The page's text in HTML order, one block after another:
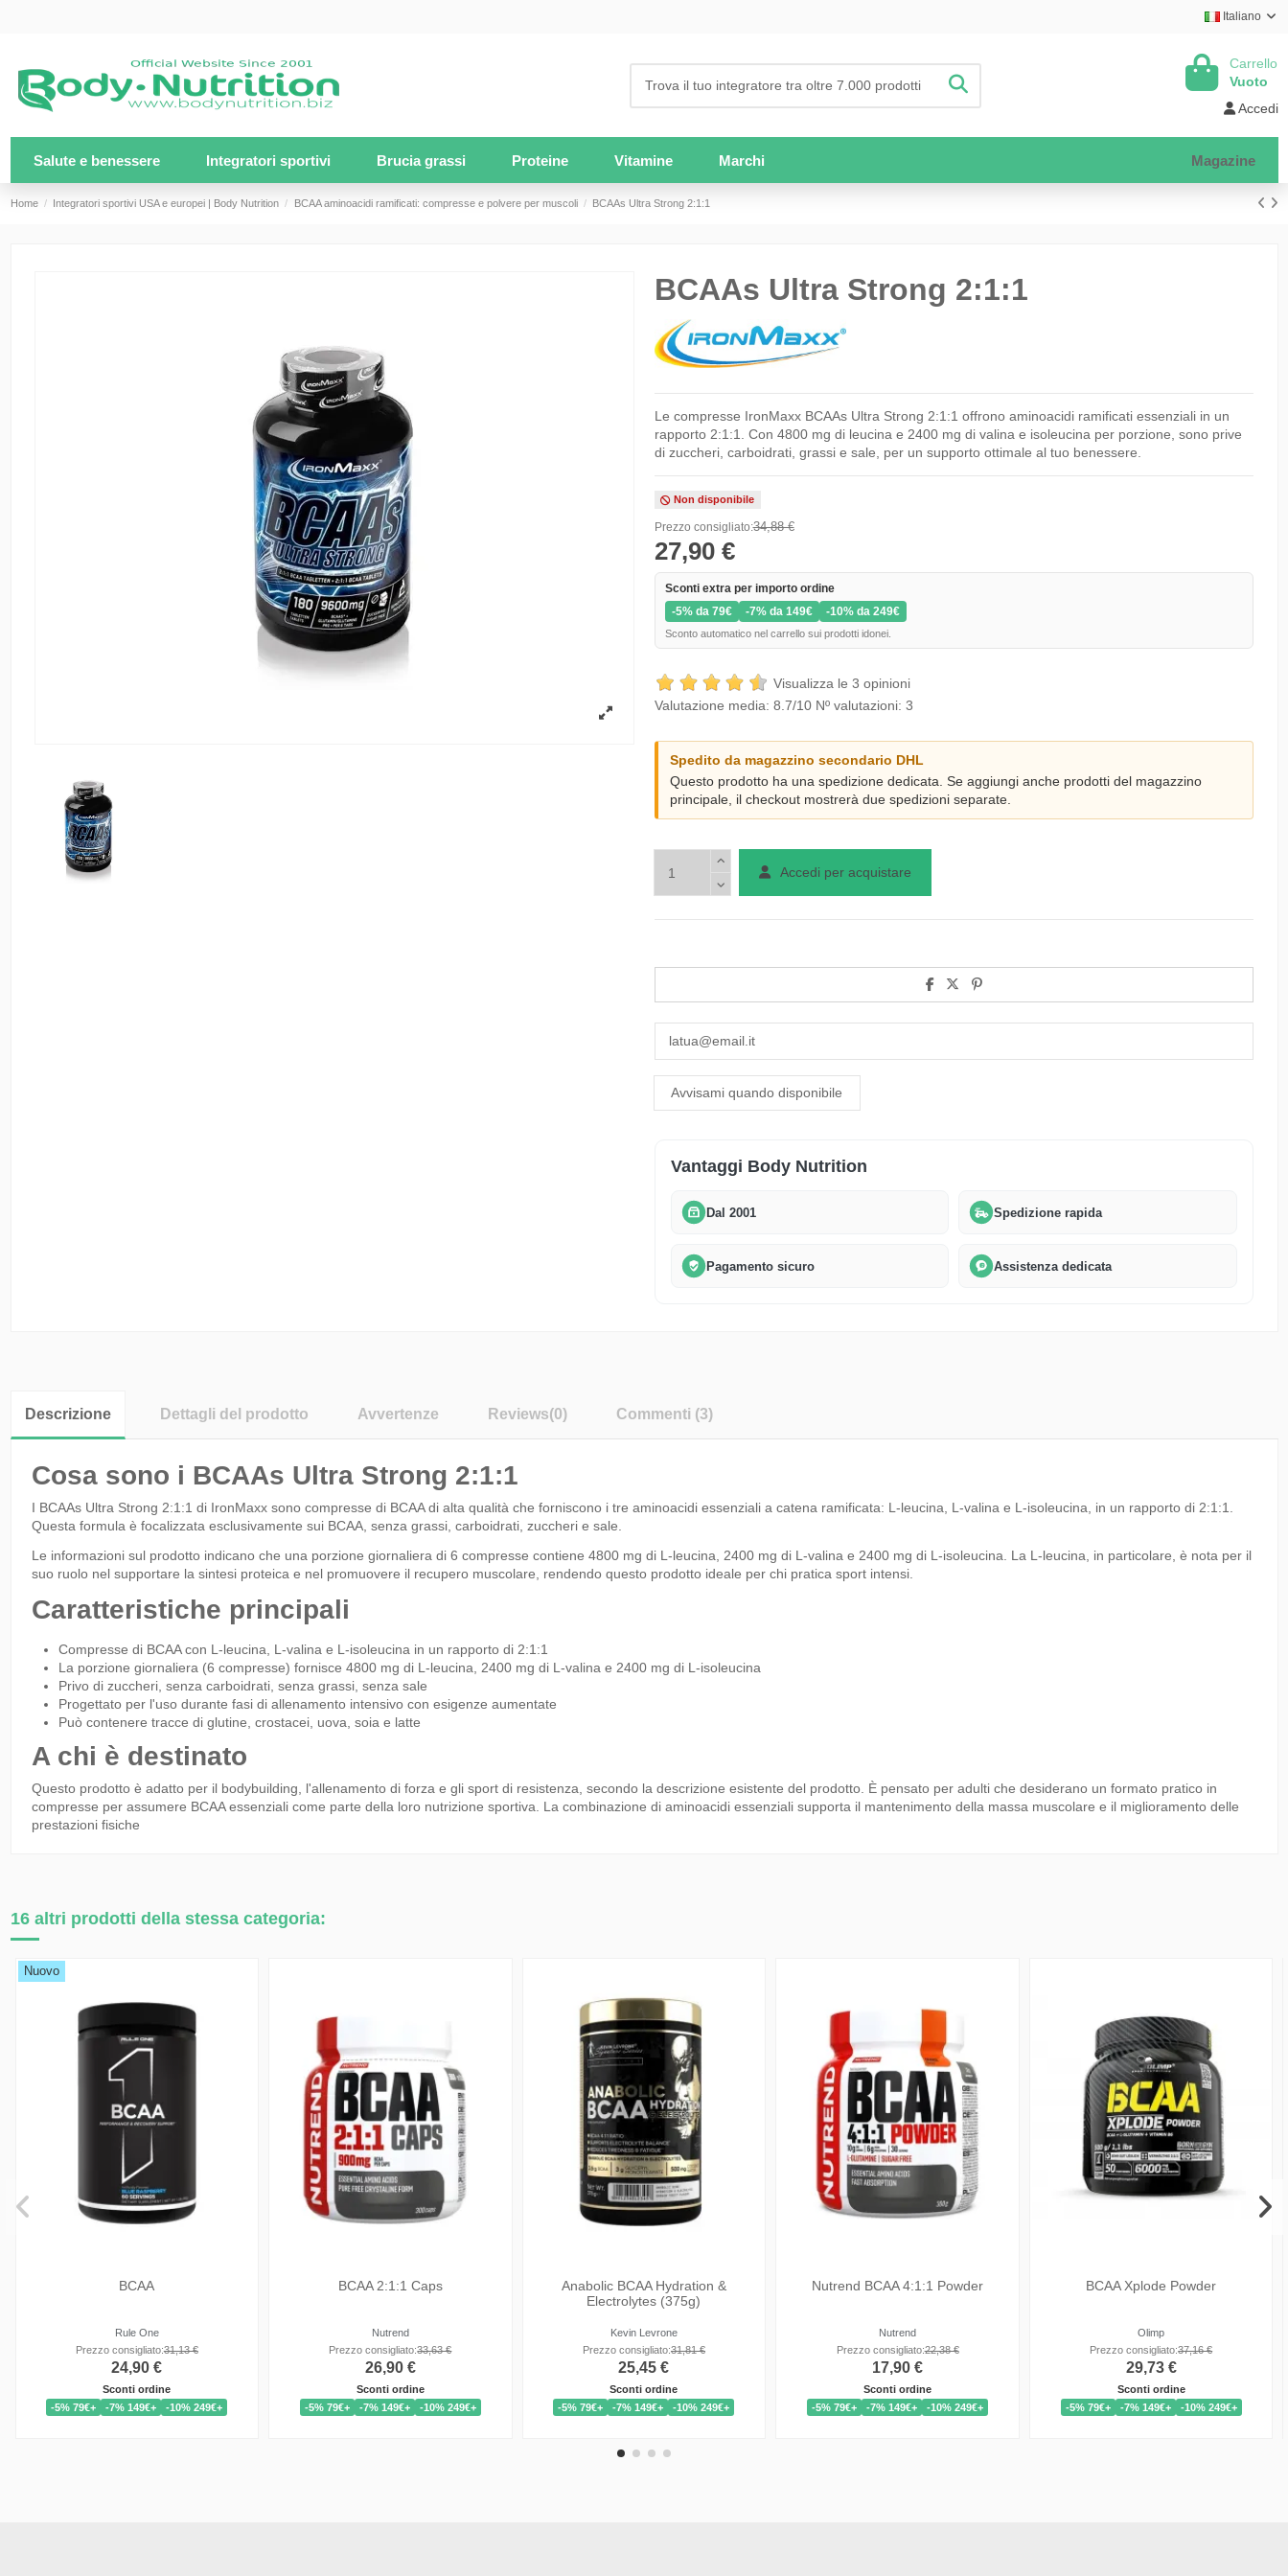
Italiano
Carrello
Vuoto
Accedi
Salute e benessere Integratori sportivi Brucia grassi Proteine Vitamine Marchi Magazine
Home Integratori sportivi USA e europei | Body Nutrition BCAA aminoacidi ramificati: compresse e polvere per muscoli BCAAs Ultra Strong 2:1:1
BCAAs Ultra Strong 2:1:1
Le compresse IronMaxx BCAAs Ultra Strong 2:1:1 offrono aminoacidi ramificati essenziali in un
rapporto 2:1:1. Con 4800 mg di leucina e 2400 mg di valina e isoleucina per porzione, sono prive
di zuccheri, carboidrati, grassi e sale, per un supporto ottimale al tuo benessere.
Non disponibile
Prezzo consigliato:34,88 €
27,90 €
Sconti extra per importo ordine
-5% da 79€
-7% da 149€ -10% da 249€
Sconto automatico nel carrello sui prodotti idonei.
Visualizza le 3 opinioni
Valutazione media: 8.7/10 Nº valutazioni: 3
Spedito da magazzino secondario DHL
Questo prodotto ha una spedizione dedicata. Se aggiungi anche prodotti del magazzino
principale, il checkout mostrerà due spedizioni separate.
Accedi per acquistare
Vantaggi Body Nutrition
Dal 2001 Spedizione rapida
Pagamento sicuro Assistenza dedicata
Descrizione Dettagli del prodotto Avvertenze Reviews(0) Commenti (3)
Cosa sono i BCAAs Ultra Strong 2:1:1
I BCAAs Ultra Strong 2:1:1 di IronMaxx sono compresse di BCAA di alta qualità che forniscono i tre aminoacidi essenziali a catena ramificata: L-leucina, L-valina e L-isoleucina, in un rapporto di 2:1:1.
Questa formula è focalizzata esclusivamente sui BCAA, senza grassi, carboidrati, zuccheri e sale.
Le informazioni sul prodotto indicano che una porzione giornaliera di 6 compresse contiene 4800 mg di L-leucina, 2400 mg di L-valina e 2400 mg di L-isoleucina. La L-leucina, in particolare, è nota per il
suo ruolo nel supportare la sintesi proteica e nel promuovere il recupero muscolare, rendendo questo prodotto ideale per chi pratica sport intensi.
Caratteristiche principali
Compresse di BCAA con L-leucina, L-valina e L-isoleucina in un rapporto di 2:1:1
La porzione giornaliera (6 compresse) fornisce 4800 mg di L-leucina, 2400 mg di L-valina e 2400 mg di L-isoleucina
Privo di zuccheri, senza carboidrati, senza grassi, senza sale
Progettato per l'uso durante fasi di allenamento intensivo con esigenze aumentate
Può contenere tracce di glutine, crostacei, uova, soia e latte
A chi è destinato
Questo prodotto è adatto per il bodybuilding, l'allenamento di forza e gli sport di resistenza, secondo la descrizione esistente del prodotto. È pensato per adulti che desiderano un formato pratico in
compresse per assumere BCAA essenziali come parte della loro nutrizione sportiva. La combinazione di aminoacidi essenziali supporta il mantenimento della massa muscolare e il miglioramento delle
prestazioni fisiche
16 altri prodotti della stessa categoria:
BCAA Instant
OstroVit
Prezzo consigliato:21,13 €
16,90 €
Sconti ordine
-5% 79€+
-7% 149€+ -10% 249€+
BCAA 4:1:1 Energy Powder
Nutrend
Prezzo consigliato:32,38 €
25,90 €
Sconti ordine
-5% 79€+
-7% 149€+ -10% 249€+
HIT BCAA 4:1:1 + Glutamine
Dorian Yates
Prezzo consigliato:27,65 €
22,12 €
Sconti ordine
-5% 79€+
-7% 149€+ -10% 249€+
BCAA Caps (400 caps)
Mutant
Prezzo consigliato:32,38 €
25,90 €
Sconti ordine
-5% 79€+
-7% 149€+ -10% 249€+
Xtend Original BCAA Polvere - 7g
Xtend
Prezzo consigliato:34,74 €
27,79 €
Sconti ordine
-5% 79€+
-7% 149€+ -10% 249€+